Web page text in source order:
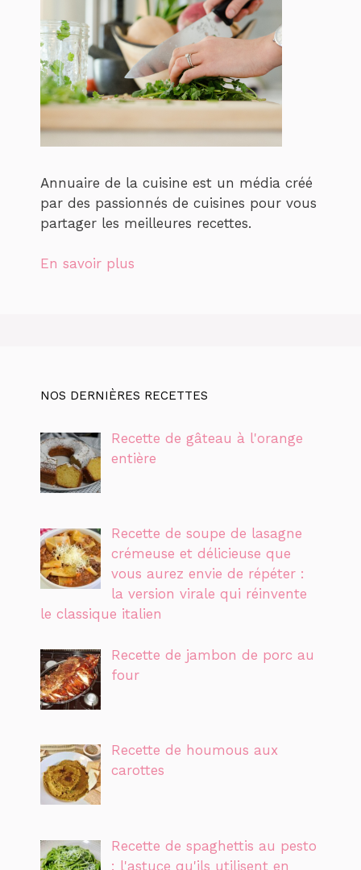
Annuaire de la cuisine est un média créé
par des passionnés de cuisines pour vous
partager les meilleures recettes.
En savoir plus
NOS DERNIÈRES RECETTES
Recette de gâteau à l'orange
entière
Recette de soupe de lasagne
crémeuse et délicieuse que
vous aurez envie de répéter :
la version virale qui réinvente
le classique italien
Recette de jambon de porc au
four
Recette de houmous aux
carottes
Recette de spaghettis au pesto
: l'astuce qu'ils utilisent en